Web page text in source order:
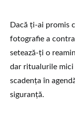
Dacă ți-ai promis
fotografie a
setează-ți o
dar ritualurile
scadența în
siguranță.